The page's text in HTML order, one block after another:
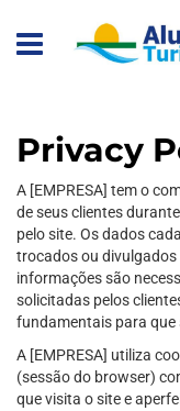
Privacy
A [EMPRESA] tem o
de seus clientes
pelo site. Os dados
trocados ou
informações são
solicitadas pelos
fundamentais para que
A [EMPRESA] utiliza
(sessão do browser)
que visita o site e